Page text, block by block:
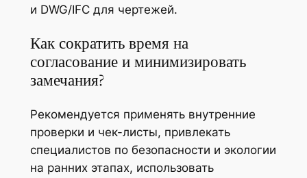
и DWG/IFC для чертежей.
Как сократить время на
согласование и минимизировать
замечания?
Рекомендуется применять внутренние
проверки и чек-листы, привлекать
специалистов по безопасности и экологии
на ранних этапах, использовать